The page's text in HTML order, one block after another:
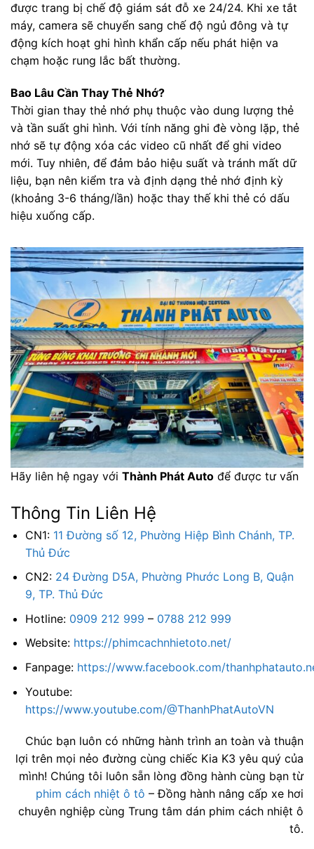
được trang bị chế độ giám sát đỗ xe 24/24. Khi xe tắt
máy, camera sẽ chuyển sang chế độ ngủ đông và tự
động kích hoạt ghi hình khẩn cấp nếu phát hiện va
chạm hoặc rung lắc bất thường.
Bao Lâu Cần Thay Thẻ Nhớ?
Thời gian thay thẻ nhớ phụ thuộc vào dung lượng thẻ
và tần suất ghi hình. Với tính năng ghi đè vòng lặp, thẻ
nhớ sẽ tự động xóa các video cũ nhất để ghi video
mới. Tuy nhiên, để đảm bảo hiệu suất và tránh mất dữ
liệu, bạn nên kiểm tra và định dạng thẻ nhớ định kỳ
(khoảng 3-6 tháng/lần) hoặc thay thế khi thẻ có dấu
hiệu xuống cấp.
Hãy liên hệ ngay với Thành Phát Auto để được tư vấn
Thông Tin Liên Hệ
CN1: 11 Đường số 12, Phường Hiệp Bình Chánh, TP.
Thủ Đức
CN2: 24 Đường D5A, Phường Phước Long B, Quận
9, TP. Thủ Đức
Hotline: 0909 212 999 – 0788 212 999
Website: https://phimcachnhietoto.net/
Fanpage: https://www.facebook.com/
Youtube:
https://www.youtube.com/@ThanhPhatAutoVN
Chúc bạn luôn có những hành trình an toàn và thuận
lợi trên mọi nẻo đường cùng chiếc Kia K3 yêu quý của
mình! Chúng tôi luôn sẵn lòng đồng hành cùng bạn từ
phim cách nhiệt ô tô – Đồng hành nâng cấp xe hơi
chuyên nghiệp cùng Trung tâm dán phim cách nhiệt ô
tô.